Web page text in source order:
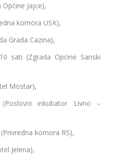
Općine Jajce),
komora USK),
Grada Cazina),
sati (Zgrada Općine Sanski
Mostar),
inkubator Livno –
komora RS),
Jelena),